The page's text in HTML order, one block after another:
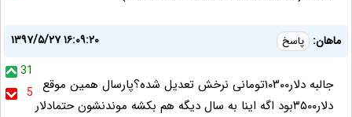
ماهان: پاسخ
۱۳۹۷/۵/۲۷ ۱۶:۰۹:۲۰
31
5 جالبه دلار۱۰۳۰۰تومانی نرخش تعدیل شده؟پارسال همین موقع
دلار۳۵۰۰بود اگه اینا به سال دیگه هم بکشه موندنشون حتمادلار